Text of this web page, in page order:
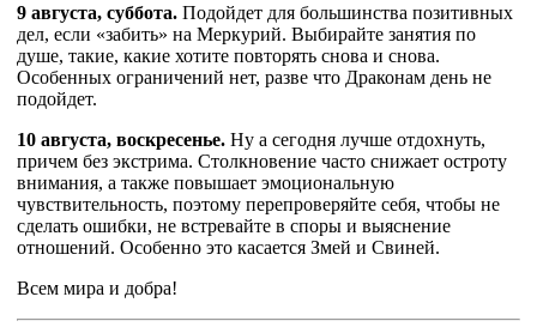
9 августа, суббота. Подойдет для большинства позитивных
дел, если «забить» на Меркурий. Выбирайте занятия по
душе, такие, какие хотите повторять снова и снова.
Особенных ограничений нет, разве что Драконам день не
подойдет.
10 августа, воскресенье. Ну а сегодня лучше отдохнуть,
причем без экстрима. Столкновение часто снижает остроту
внимания, а также повышает эмоциональную
чувствительность, поэтому перепроверяйте себя, чтобы не
сделать ошибки, не встревайте в споры и выяснение
отношений. Особенно это касается Змей и Свиней.
Всем мира и добра!